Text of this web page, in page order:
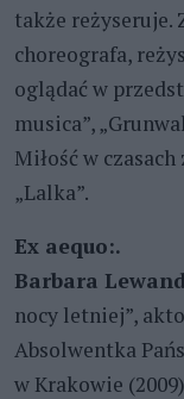
także reżyseruje.
choreografa,
oglądać w
musica”,
Miłość w czasach
„Lalka”.
Ex aequo:.
Barbara
nocy letniej”,
Absolwentka
w Krakowie